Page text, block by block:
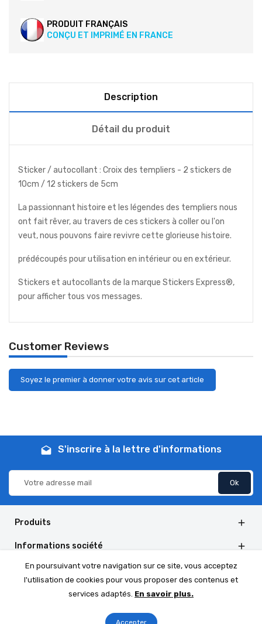
PRODUIT FRANÇAIS
CONÇU ET IMPRIMÉ EN FRANCE
Description
Détail du produit
Sticker / autocollant : Croix des templiers - 2 stickers de
10cm / 12 stickers de 5cm
La passionnant histoire et les légendes des templiers nous
ont fait rêver, au travers de ces stickers à coller ou l'on
veut, nous pouvons faire revivre cette glorieuse histoire.
prédécoupés pour utilisation en intérieur ou en extérieur.
Stickers et autocollants de la marque Stickers Express®,
pour afficher tous vos messages.
Customer Reviews
Soyez le premier à donner votre avis sur cet article
drafts S'inscrire à la lettre d'informations
Produits 
Informations société 
Informations de la boutique 
En poursuivant votre navigation sur ce site, vous acceptez
l'utilisation de cookies pour vous proposer des contenus et
services adaptés. En savoir plus.
Accepter